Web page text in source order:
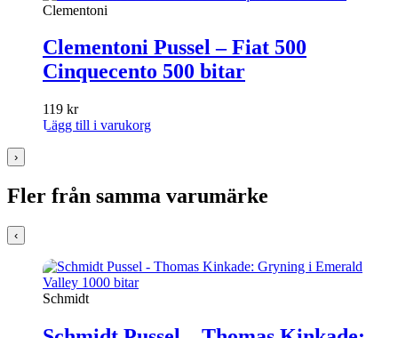
Clementoni
Clementoni Pussel – Fiat 500
Cinquecento 500 bitar
119 kr
Lägg till i varukorg
›
Fler från samma varumärke
‹
Schmidt